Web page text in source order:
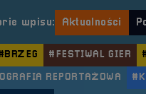
wpisu: Aktualności
#FESTIWAL GIER
REPORTAŻOWA